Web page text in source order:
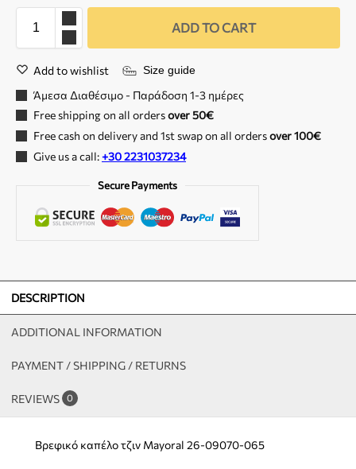
ADD TO CART
Add to wishlist Size guide
Άμεσα Διαθέσιμο - Παράδοση 1-3 ημέρες
Free shipping on all ordersover 50€
Free cash on delivery and 1st swap on all ordersover 100€
Give us a call:+30 2231037234
Secure Payments
DESCRIPTION
ADDITIONAL INFORMATION
PAYMENT / SHIPPING / RETURNS
REVIEWS 0
Βρεφικό καπέλο τζιν Mayoral 26-09070-065